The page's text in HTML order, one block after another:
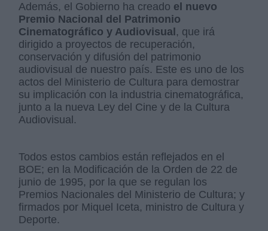
Además, el Gobierno ha creado el nuevo
Premio Nacional del Patrimonio
Cinematográfico y Audiovisual , que irá
dirigido a proyectos de recuperación,
conservación y difusión del patrimonio
audiovisual de nuestro país. Este es uno de los
actos del Ministerio de Cultura para demostrar
su implicación con la industria cinematográfica,
junto a la nueva Ley del Cine y de la Cultura
Audiovisual.
Todos estos cambios están reflejados en el
BOE; en la Modificación de la Orden de 22 de
junio de 1995, por la que se regulan los
Premios Nacionales del Ministerio de Cultura; y
firmados por Miquel Iceta, ministro de Cultura y
Deporte.